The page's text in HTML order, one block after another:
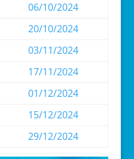
06/10/2024
20/10/2024
03/11/2024
17/11/2024
01/12/2024
15/12/2024
29/12/2024